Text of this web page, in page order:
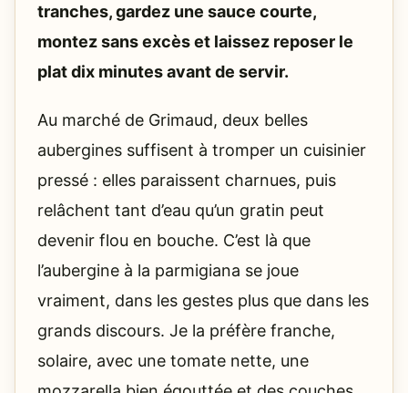
tranches, gardez une sauce courte,
montez sans excès et laissez reposer le
plat dix minutes avant de servir.
Au marché de Grimaud, deux belles
aubergines suffisent à tromper un cuisinier
pressé : elles paraissent charnues, puis
relâchent tant d’eau qu’un gratin peut
devenir flou en bouche. C’est là que
l’aubergine à la parmigiana se joue
vraiment, dans les gestes plus que dans les
grands discours. Je la préfère franche,
solaire, avec une tomate nette, une